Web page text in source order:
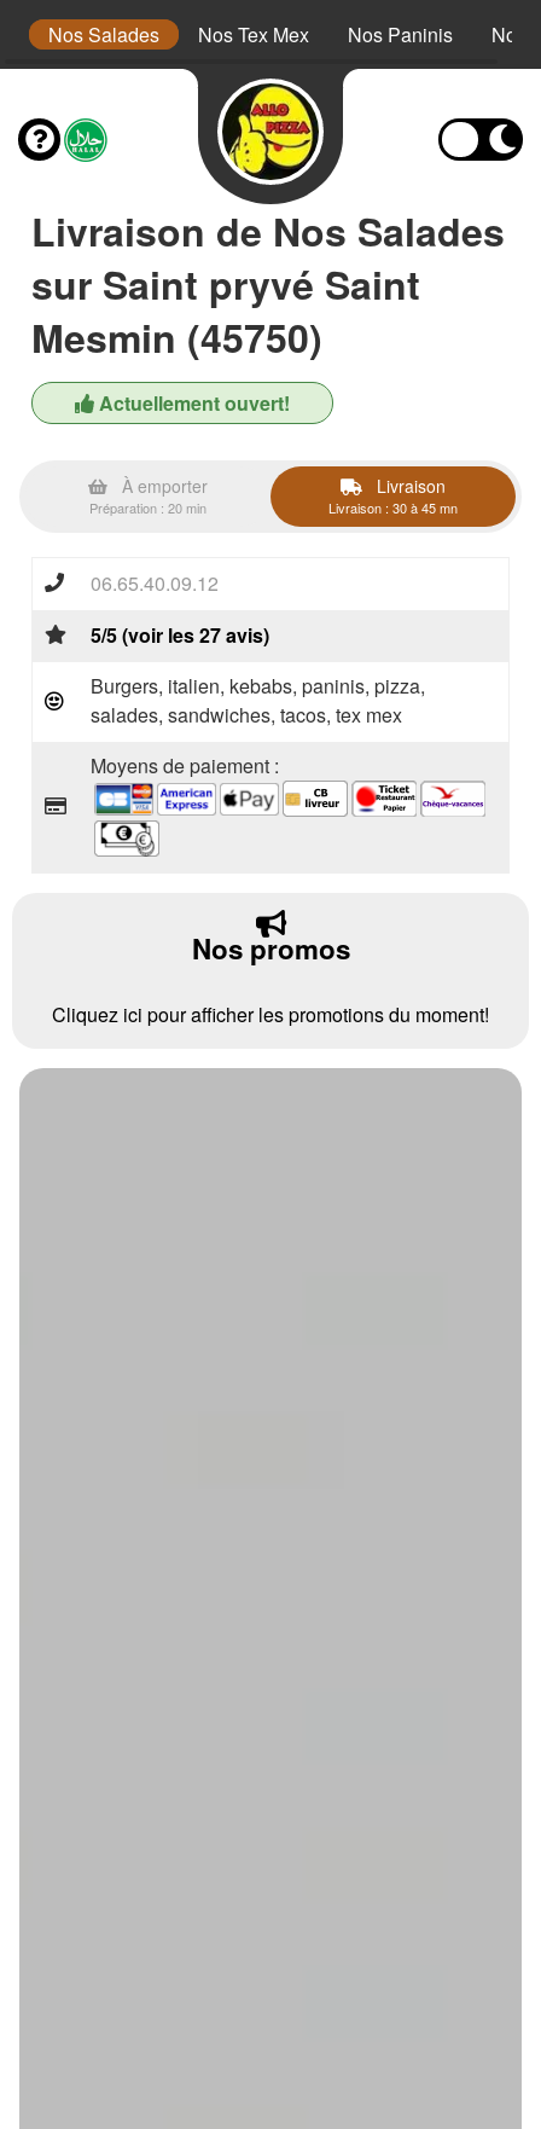
Nos Salades Nos Tex Mex Nos Paninis Nos
Livraison de Nos Salades
sur Saint pryvé Saint
Mesmin (45750)
Actuellement ouvert!
À emporter
Préparation : 20 min
Livraison
Livraison : 30 à 45 mn
06.65.40.09.12
5/5 (voir les 27 avis)
Burgers, italien, kebabs, paninis, pizza,
salades, sandwiches, tacos, tex mex
Moyens de paiement :
Nos promos
Cliquez ici pour afficher les promotions du moment!